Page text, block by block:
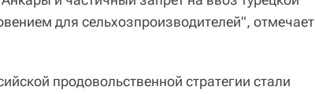
для сельхозпроизводителей", отмечает
продовольственной стратегии стали